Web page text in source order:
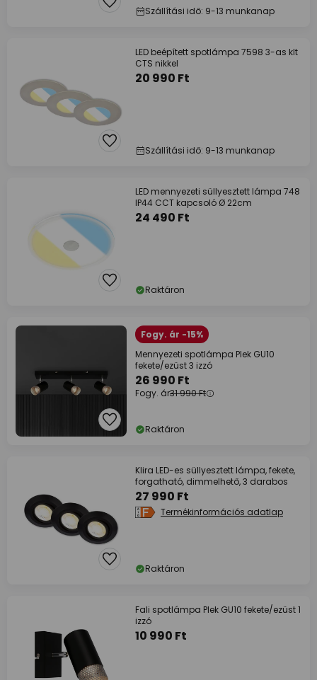
Szállítási idő: 9-13 munkanap
LED beépített spotlámpa 7598 3-as klt
CTS nikkel
20 990 Ft
Szállítási idő: 9-13 munkanap
LED mennyezeti süllyesztett lámpa 748
IP44 CCT kapcsoló Ø 22cm
24 490 Ft
Raktáron
Fogy. ár -15%
Mennyezeti spotlámpa Plek GU10
fekete/ezüst 3 izzó
26 990 Ft
Fogy. ár31 990 Ft
Raktáron
Klira LED-es süllyesztett lámpa, fekete,
forgatható, dimmelhető, 3 darabos
27 990 Ft
Termékinformációs adatlap
Raktáron
Fali spotlámpa Plek GU10 fekete/ezüst 1
izzó
10 990 Ft